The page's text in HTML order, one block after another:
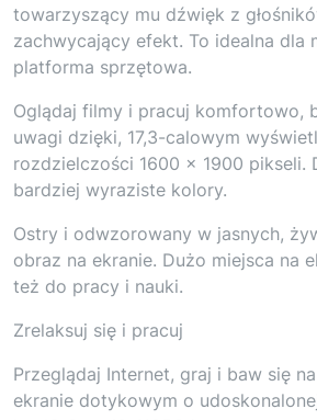
towarzyszący mu dźwięk z
zachwycający efekt. To idealna dla
platforma sprzętowa.
Oglądaj filmy i pracuj komfortowo,
uwagi dzięki, 17,3-calowym
rozdzielczości 1600 x 1900 pikseli.
bardziej wyraziste kolory.
Ostry i odwzorowany w jasnych,
obraz na ekranie. Dużo miejsca na
też do pracy i nauki.
Zrelaksuj się i pracuj
Przeglądaj Internet, graj i baw się
ekranie dotykowym o